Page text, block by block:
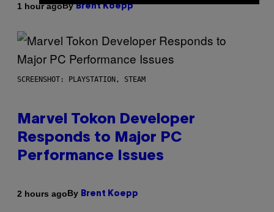
1 hour agoByBrent Koepp
SCREENSHOT: PLAYSTATION, STEAM
Marvel Tokon Developer
Responds to Major PC
Performance Issues
2 hours agoBy Brent Koepp